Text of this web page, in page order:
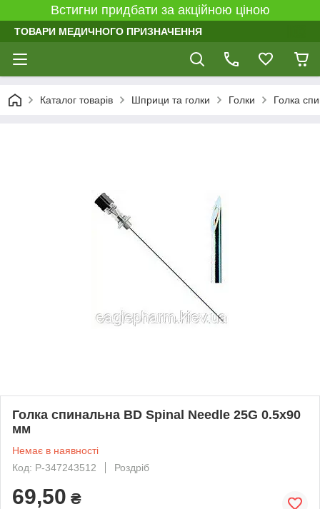
Встигни придбати за акційною ціною
ТОВАРИ МЕДИЧНОГО ПРИЗНАЧЕННЯ
Каталог товарів Шприци та голки Голки Голка
Голка спинальна BD Spinal Needle 25G 0.5х90
мм
Немає в наявності
Код: P-347243512
Роздріб
69,50 ₴